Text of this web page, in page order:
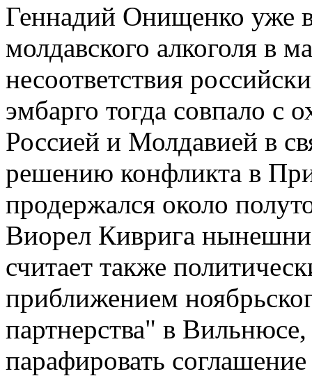
Геннадий Онищенко уже
молдавского алкоголя в
несоответствия
эмбарго тогда совпало
Россией и Молдавией в
решению конфликта в
продержался около
Виорел Киврига
считает также
приближением
партнерства" в
парафировать